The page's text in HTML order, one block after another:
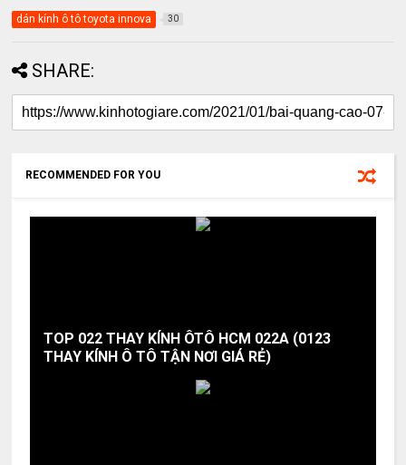
dán kính ô tô toyota innova 30
SHARE:
RECOMMENDED FOR YOU
TOP 022 THAY KÍNH ÔTÔ HCM 022A (0123
THAY KÍNH Ô TÔ TẬN NƠI GIÁ RẺ)